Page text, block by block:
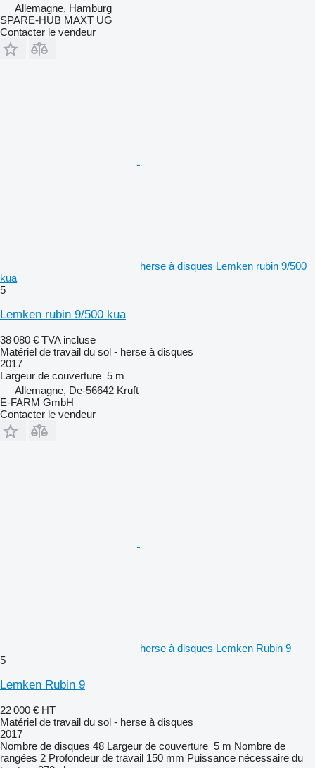
Allemagne, Hamburg
SPARE-HUB MAXT UG
Contacter le vendeur
herse à disques Lemken rubin 9/500
kua
5
Lemken rubin 9/500 kua
38 080 € TVA incluse
Matériel de travail du sol - herse à disques
2017
Largeur de couverture 5 m
Allemagne, De-56642 Kruft
E-FARM GmbH
Contacter le vendeur
herse à disques Lemken Rubin 9
5
Lemken Rubin 9
22 000 € HT
Matériel de travail du sol - herse à disques
2017
Nombre de disques 48 Largeur de couverture 5 m Nombre de
rangées 2 Profondeur de travail 150 mm Puissance nécessaire du